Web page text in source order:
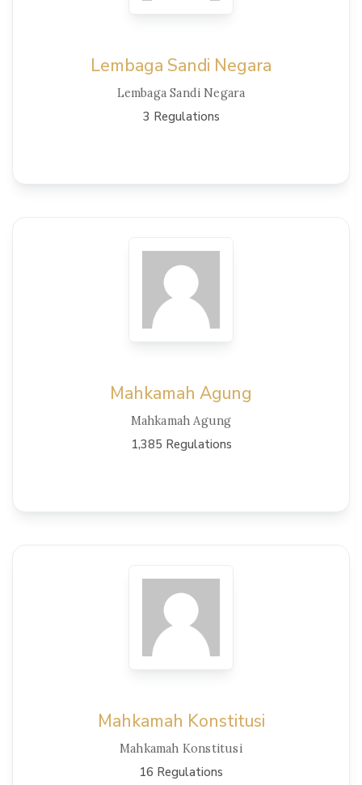
Lembaga Sandi Negara
Lembaga Sandi Negara
3 Regulations
View Details
Mahkamah Agung
Mahkamah Agung
1,385 Regulations
View Details
Mahkamah Konstitusi
Mahkamah Konstitusi
16 Regulations